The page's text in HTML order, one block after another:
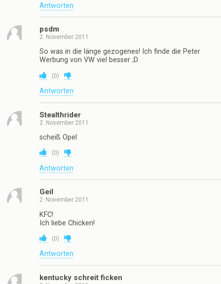
Antworten
psdm
2. November 2011
So was in die länge gezogenes! Ich finde die Peter
Werbung von VW viel besser ;D
(0)
Antworten
Stealthrider
2. November 2011
scheiß Opel
(0)
Antworten
Geil
2. November 2011
KFC!
Ich liebe Chicken!
(0)
Antworten
kentucky schreit ficken